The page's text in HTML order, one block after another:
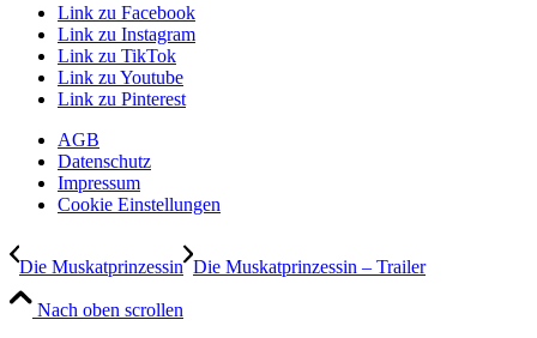
Link zu Facebook
Link zu Instagram
Link zu TikTok
Link zu Youtube
Link zu Pinterest
AGB
Datenschutz
Impressum
Cookie Einstellungen
Die Muskatprinzessin Die Muskatprinzessin – Trailer
Nach oben scrollen